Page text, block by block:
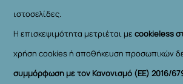
ιστοσελίδες.
Η επισκεψιμότητα μετριέται μεcookieless
χρήση cookies ή αποθήκευση προσωπικών
συμμόρφωση με τον Κανονισμό (ΕΕ) 2016/